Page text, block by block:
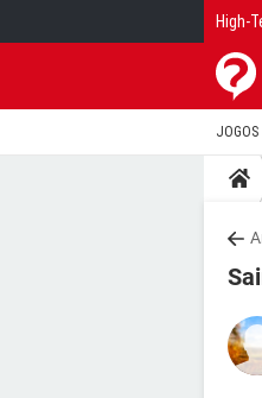
High-
JOGOS